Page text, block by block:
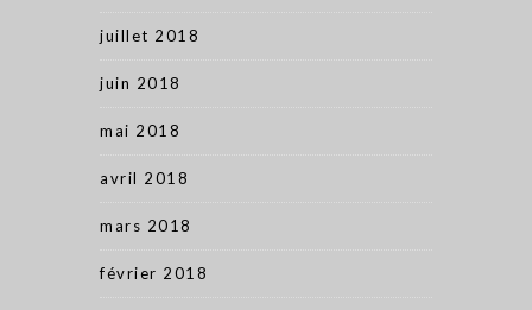
juillet 2018
juin 2018
mai 2018
avril 2018
mars 2018
février 2018